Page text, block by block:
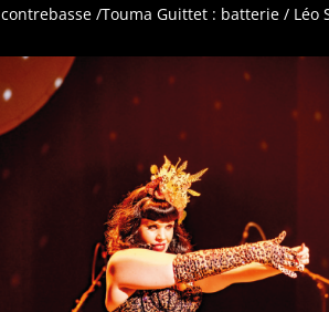
contrebasse /Touma Guittet : batterie / Léo